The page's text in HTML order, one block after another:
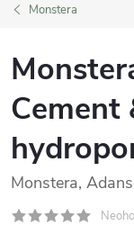
Monstera
Cement
Monstera,